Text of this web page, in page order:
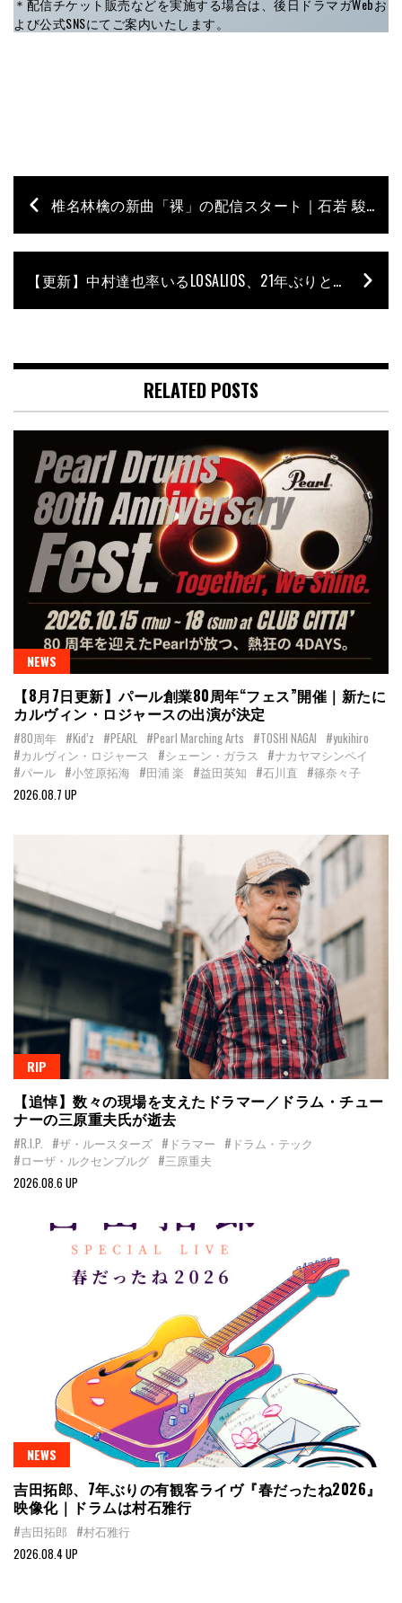
よび公式SNSにてご案内いたします。
椎名林檎の新曲「裸」の配信スタート｜石若 駿のドラムが醸し出す巧みな展開にも注目
【更新】中村達也率いるLOSALIOS、21年ぶりとなるアルバムのタイトル決定｜『太陽系の鳥たち』が9月23日発売、収録曲などの詳細も発表
RELATED POSTS
NEWS
【8月7日更新】パール創業80周年“フェス”開催｜新たに
カルヴィン・ロジャースの出演が決定
#80周年 #Kid’z #PEARL #Pearl Marching Arts #TOSHI NAGAI #yukihiro
#カルヴィン・ロジャース
#シェーン・ガラス
#ナカヤマシンペイ
#パール #小笠原拓海 #田浦 楽 #益田英知 #石川直 #篠奈々子
2026.08.7 UP
RIP
【追悼】数々の現場を支えたドラマー／ドラム・チュー
ナーの三原重夫氏が逝去
#R.I.P. #ザ・ルースターズ #ドラマー #ドラム・テック
#ローザ・ルクセンブルグ #三原重夫
2026.08.6 UP
NEWS
吉田拓郎、7年ぶりの有観客ライヴ『春だったね2026』
映像化｜ドラムは村石雅行
#吉田拓郎 #村石雅行
2026.08.4 UP